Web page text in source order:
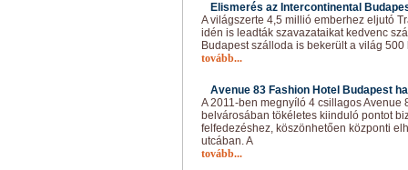
Elismerés az Intercontinental
A világszerte 4,5 millió emberhez eljutó
idén is leadták szavazataikat kedvenc
Budapest szálloda is bekerült a világ
tovább...
Avenue 83 Fashion Hotel Budapest
A 2011-ben megnyíló 4 csillagos Avenue
belvárosában tökéletes kiinduló pontot
felfedezéshez, köszönhetően központi
utcában. A
tovább...